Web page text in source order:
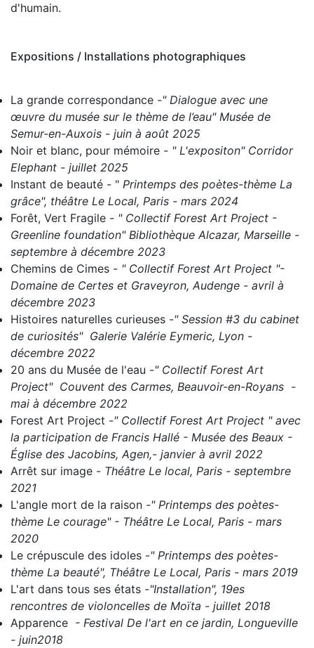
d'humain.
Expositions / Installations photographiques
La grande correspondance -" Dialogue avec une
œuvre du musée sur le thème de l’eau" Musée de
Semur-en-Auxois - juin à août 2025
Noir et blanc, pour mémoire - " L'expositon" Corridor
Elephant - juillet 2025
Instant de beauté - " Printemps des poètes-thème La
grâce", théâtre Le Local, Paris - mars 2024
Forêt, Vert Fragile - " Collectif Forest Art Project -
Greenline foundation" Bibliothèque Alcazar, Marseille -
septembre à décembre 2023
Chemins de Cimes - " Collectif Forest Art Project "-
Domaine de Certes et Graveyron, Audenge - avril à
décembre 2023
Histoires naturelles curieuses -" Session #3 du cabinet
de curiosités" Galerie Valérie Eymeric, Lyon -
décembre 2022
20 ans du Musée de l'eau -" Collectif Forest Art
Project" Couvent des Carmes, Beauvoir-en-Royans -
mai à décembre 2022
Forest Art Project -" Collectif Forest Art Project " avec
la participation de Francis Hallé - Musée des Beaux -
Église des Jacobins, Agen,- janvier à avril 2022
Arrêt sur image - Théâtre Le local, Paris - septembre
2021
L'angle mort de la raison -" Printemps des poètes-
thème Le courage" - Théâtre Le Local, Paris - mars
2020
Le crépuscule des idoles -" Printemps des poètes-
thème La beauté", Théâtre Le Local, Paris - mars 2019
L'art dans tous ses états -"Installation", 19es
rencontres de violoncelles de Moïta - juillet 2018
Apparence - Festival De l'art en ce jardin, Longueville
- juin2018